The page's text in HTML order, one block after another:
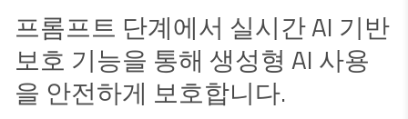
프롬프트 단계에서 실시간 AI 기반
보호 기능을 통해 생성형 AI 사용
을 안전하게 보호합니다.